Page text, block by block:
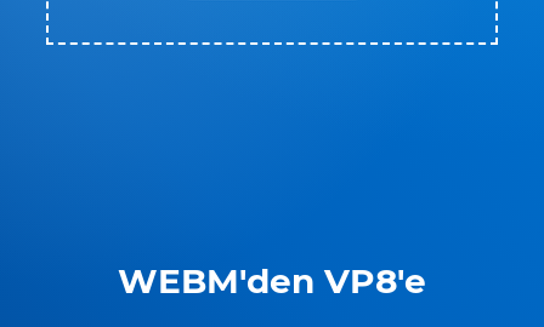
WEBM'den VP8'e